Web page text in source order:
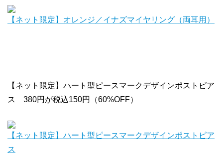
【ネット限定】オレンジ／イナズマイヤリング（両耳用）
【ネット限定】ハート型ピースマークデザインポストピア
ス 380円が税込150円（60%OFF）
【ネット限定】ハート型ピースマークデザインポストピア
ス